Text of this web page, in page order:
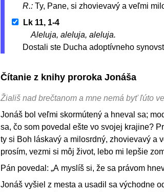
R.: Ty, Pane, si zhovievavý a veľmi
Lk 11, 1-4
Aleluja, aleluja, aleluja.
Dostali ste Ducha adoptívneho
Čítanie z knihy proroka Jonáša
Žiališ nad brečtanom a mne nemá byť ľúto
Jonáš bol veľmi skormútený a hneval sa;
sa, čo som povedal ešte vo svojej krajine?
ty si Boh láskavý a milosrdný, zhovievavý a
prosím, vezmi si môj život, lebo mi lepšie
Pán povedal: „A myslíš si, že sa právom
Jonáš vyšiel z mesta a usadil sa východne